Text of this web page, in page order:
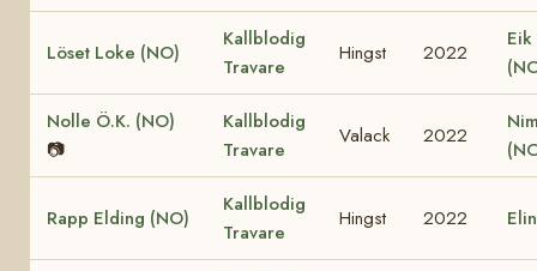
Löset Loke (NO)
Kallblodig
Travare
Hingst 2022
Nolle Ö.K. (NO)
📷
Kallblodig
Travare
Valack 2022
Rapp Elding (NO)
Kallblodig
Travare
Hingst 2022